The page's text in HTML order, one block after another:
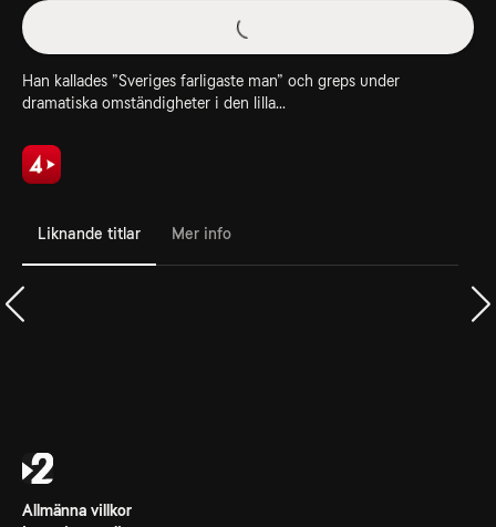
Han kallades ”Sveriges farligaste man” och greps under
dramatiska omständigheter i den lilla...
Liknande titlar Mer info
Allmänna villkor